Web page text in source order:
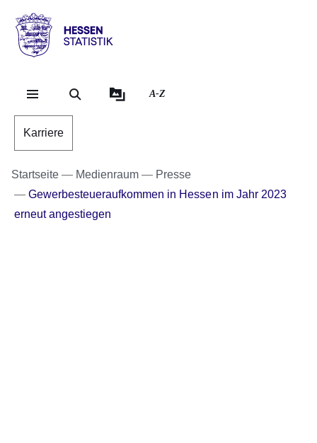
Hessen
Statistik
A-Z
Karriere
Startseite Medienraum
Presse
Gewerbesteueraufkommen in Hessen im Jahr 2023
erneut angestiegen